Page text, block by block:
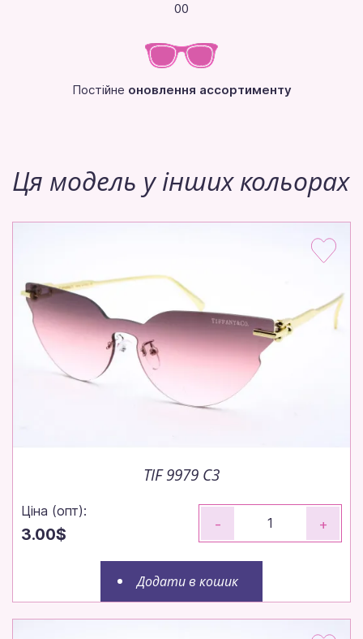
00
Постійне оновлення ассортименту
Ця модель у інших кольорах
TIF 9979 C3
Ціна (опт):
3.00$
- +
Додати в кошик